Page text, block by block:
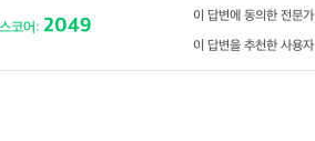
코어: 2049 이 답변에 동의한 전문가
이 답변을 추천한 사용자